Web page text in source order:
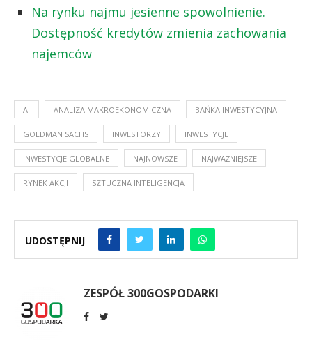
Na rynku najmu jesienne spowolnienie.
Dostępność kredytów zmienia zachowania
najemców
AI ANALIZA MAKROEKONOMICZNA BAŃKA INWESTYCYJNA
GOLDMAN SACHS INWESTORZY INWESTYCJE
INWESTYCJE GLOBALNE NAJNOWSZE NAJWAŻNIEJSZE
RYNEK AKCJI SZTUCZNA INTELIGENCJA
UDOSTĘPNIJ
ZESPÓŁ 300GOSPODARKI